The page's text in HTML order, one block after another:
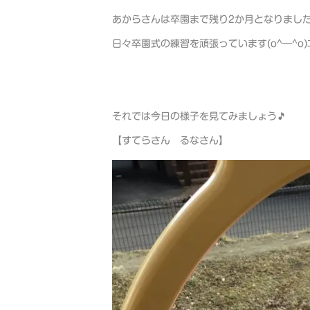
あからさんは卒園まで残り2か月となりまし
日々卒園式の練習を頑張っています(o^―^o)
それでは今日の様子を見てみましょう🎵
【すてらさん るなさん】